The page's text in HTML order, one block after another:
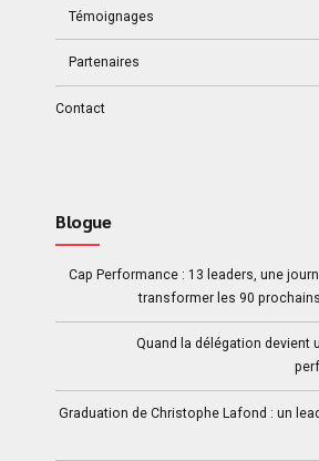
Témoignages
Partenaires
Contact
Blogue
Cap Performance : 13 leaders, une
transformer les 90
Quand la délégation devient
Graduation de Christophe Lafond : un